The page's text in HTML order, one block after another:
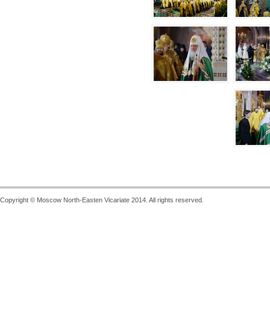
Copyright © Moscow North-Easten Vicariate 2014. All rights reserved.